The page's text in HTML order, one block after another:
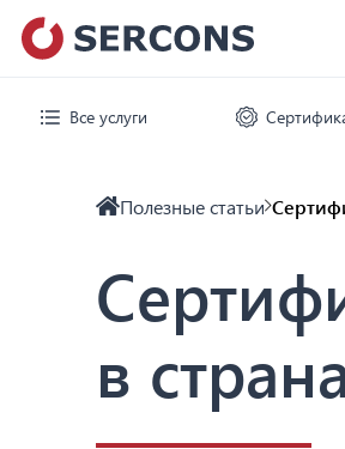
Все услуги
Полезные статьи
в